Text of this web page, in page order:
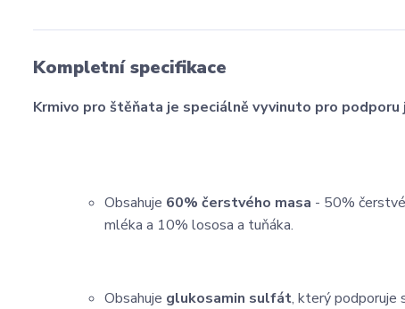
Kompletní specifikace
Krmivo pro štěňata je speciálně vyvinuto pro podporu
Obsahuje 60% čerstvého masa - 50%
mléka a 10% lososa a tuňáka.
Obsahuje glukosamin sulfát, který podporuje